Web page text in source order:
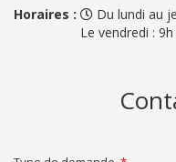
Horaires :
Du lundi au
Le vendredi :